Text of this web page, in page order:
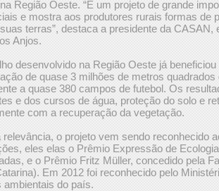
Região Oeste. “É um projeto de grande
e mostra aos produtores rurais formas de
terras”, destaca a presidente da
Anjos.
desenvolvido na Região Oeste já
de quase 3 milhões de metros
a quase 380 campos de futebol. Os
e dos cursos de água, proteção do solo e
com a recuperação da vegetação.
relevância, o projeto vem sendo reconhecido
eles elas o Prêmio Expressão de
e o Prêmio Fritz Müller, concedido pela
Em 2012 foi reconhecido pelo
ambientais do país.